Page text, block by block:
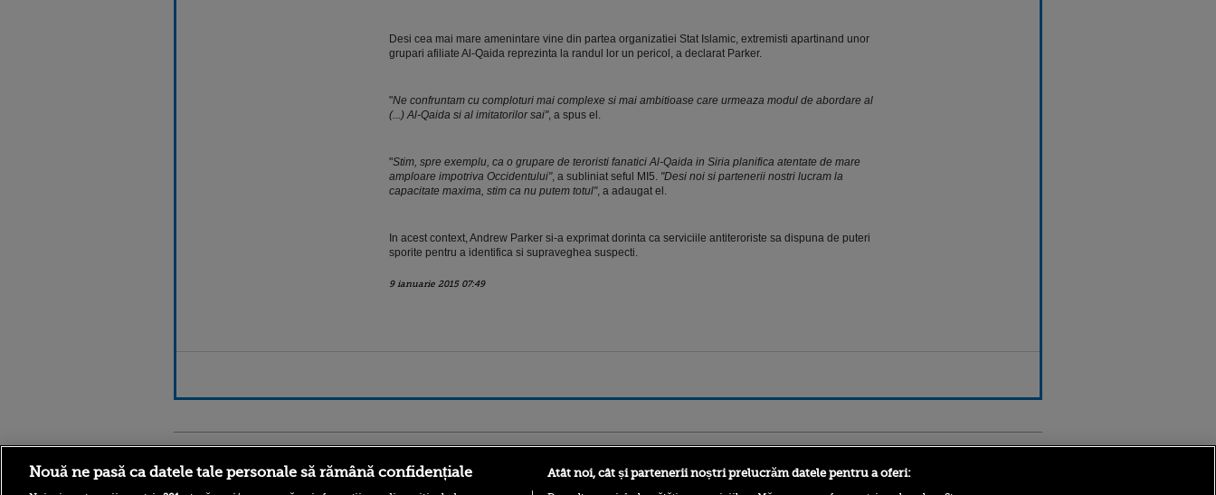
Desi cea mai mare amenintare vine din partea organizatiei Stat Islamic, extremisti apartinand unor
grupari afiliate Al-Qaida reprezinta la randul lor un pericol, a declarat Parker.
"Ne confruntam cu comploturi mai complexe si mai ambitioase care urmeaza modul de abordare al
(...) Al-Qaida si al imitatorilor sai", a spus el.
"Stim, spre exemplu, ca o grupare de teroristi fanatici Al-Qaida in Siria planifica atentate de mare
amploare impotriva Occidentului", a subliniat seful MI5."Desi noi si partenerii nostri lucram la
capacitate maxima, stim ca nu putem totul", a adaugat el.
In acest context, Andrew Parker si-a exprimat dorinta ca serviciile antiteroriste sa dispuna de puteri
sporite pentru a identifica si supraveghea suspecti.
9 ianuarie 2015 07:49
Nouă ne pasă ca datele tale personale să rămână confidențiale Atât noi, cât și partenerii noștri prelucrăm datele pentru a oferi: